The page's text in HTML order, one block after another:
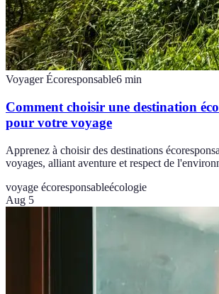
Voyager Écoresponsable6 min
Comment choisir une destination
pour votre voyage
Apprenez à choisir des destinations
voyages, alliant aventure et respect de
voyage écoresponsableécologie
Aug 5